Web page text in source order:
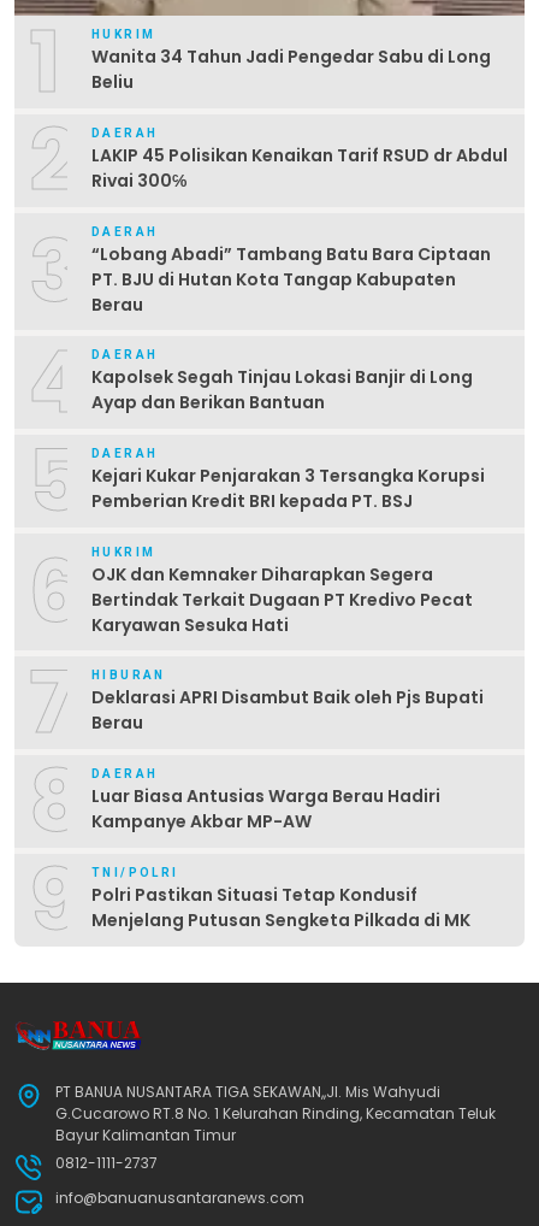
1 HUKRIM
Wanita 34 Tahun Jadi Pengedar Sabu di Long
Beliu
2 DAERAH
LAKIP 45 Polisikan Kenaikan Tarif RSUD dr Abdul
Rivai 300℅
3 DAERAH
“Lobang Abadi” Tambang Batu Bara Ciptaan
PT. BJU di Hutan Kota Tangap Kabupaten
Berau
4 DAERAH
Kapolsek Segah Tinjau Lokasi Banjir di Long
Ayap dan Berikan Bantuan
5 DAERAH
Kejari Kukar Penjarakan 3 Tersangka Korupsi
Pemberian Kredit BRI kepada PT. BSJ
6 HUKRIM
OJK dan Kemnaker Diharapkan Segera
Bertindak Terkait Dugaan PT Kredivo Pecat
Karyawan Sesuka Hati
7 HIBURAN
Deklarasi APRI Disambut Baik oleh Pjs Bupati
Berau
8 DAERAH
Luar Biasa Antusias Warga Berau Hadiri
Kampanye Akbar MP-AW
9 TNI/POLRI
Polri Pastikan Situasi Tetap Kondusif
Menjelang Putusan Sengketa Pilkada di MK
PT BANUA NUSANTARA TIGA SEKAWAN,,Jl. Mis Wahyudi
G.Cucarowo RT.8 No. 1 Kelurahan Rinding, Kecamatan Teluk
Bayur Kalimantan Timur
0812-1111-2737
info@banuanusantaranews.com